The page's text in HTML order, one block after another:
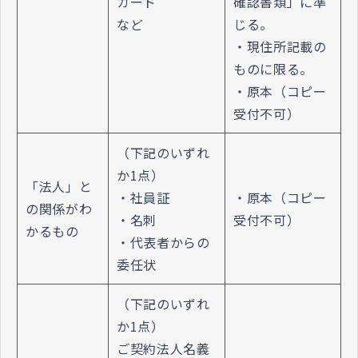
など
じる。
・現住所記載の
ものに限る。
・原本（コピー
受付不可）
「法人」と
の関係がわ
かるもの
（下記のいずれ
か1点）
・社員証
・名刺
・代表者からの
委任状
・原本（コピー
受付不可）
（下記のいずれ
か1点）
ご契約法人名義